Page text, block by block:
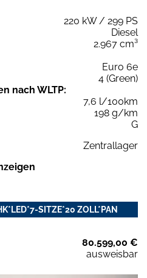
220 kW / 299 PS
Diesel
2.967 cm³
Euro 6e
4 (Green)
nach WLTP:
7,6 l/100km
198 g/km
G
Zentrallager
SITZE*20 ZOLL*PAN
80.599,00 €
ausweisbar